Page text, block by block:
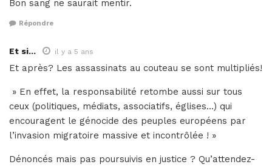
Bon sang ne saurait mentir.
Répondre
Et si... il y a 5 ans
Et après? Les assassinats au couteau se sont multipliés!
» En effet, la responsabilité retombe aussi sur tous
ceux (politiques, médiats, associatifs, églises…) qui
encouragent le génocide des peuples européens par
l’invasion migratoire massive et incontrôlée ! »
Dénoncés mais pas poursuivis en justice ? Qu’attendez-